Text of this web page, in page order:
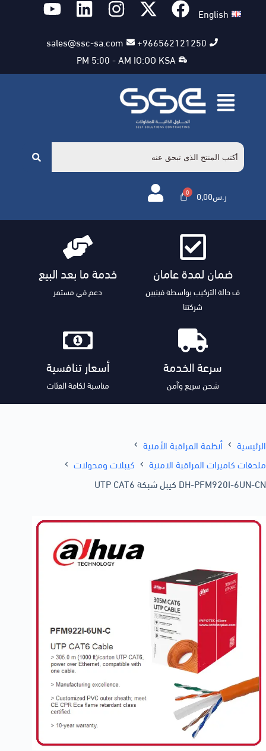
English
966562121250+
sales@ssc-sa.com
PM 5:00 - AM IO:OO KSA
0,00ر.س
ضمان لمدة عامان
ف حالة التركيب بواسطة فينيين
شركتنا
خدمة ما بعد البيع
دعم في مستمر
سرعة الخدمة
شحن سريع وآمن
أسعار تنافسية
مناسبة لكافة الفئات
الرئيسية
أنظمة المراقبة الأمنية
ملحقات كاميرات المراقبة الامنية
كيبلات ومحولات
DH-PFM920I-6UN-CN كيبل شبكة UTP CAT6